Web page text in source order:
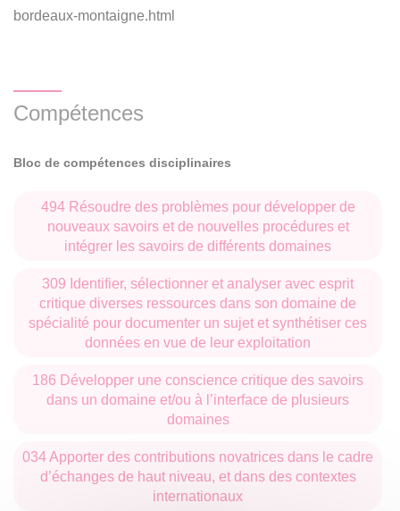
bordeaux-montaigne.html
Compétences
Bloc de compétences disciplinaires
494 Résoudre des problèmes pour développer de
nouveaux savoirs et de nouvelles procédures et
intégrer les savoirs de différents domaines
309 Identifier, sélectionner et analyser avec esprit
critique diverses ressources dans son domaine de
spécialité pour documenter un sujet et synthétiser ces
données en vue de leur exploitation
186 Développer une conscience critique des savoirs
dans un domaine et/ou à l’interface de plusieurs
domaines
034 Apporter des contributions novatrices dans le cadre
d’échanges de haut niveau, et dans des contextes
internationaux